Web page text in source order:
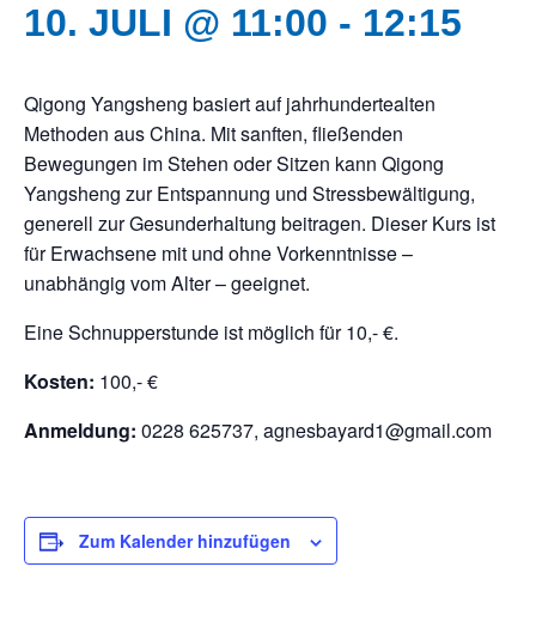
10. JULI @ 11:00 - 12:15
Qigong Yangsheng basiert auf jahrhundertealten
Methoden aus China. Mit sanften, fließenden
Bewegungen im Stehen oder Sitzen kann Qigong
Yangsheng zur Entspannung und Stressbewältigung,
generell zur Gesunderhaltung beitragen. Dieser Kurs ist
für Erwachsene mit und ohne Vorkenntnisse –
unabhängig vom Alter – geeignet.
Eine Schnupperstunde ist möglich für 10,- €.
Kosten: 100,- €
Anmeldung: 0228 625737, agnesbayard1@gmail.com
Zum Kalender hinzufügen